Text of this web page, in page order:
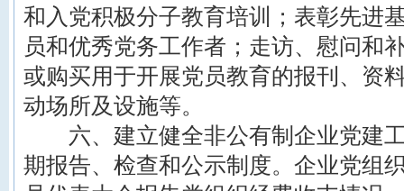
和入党积极分子教育培训；表彰先进
员和优秀党务工作者；走访、慰问和
或购买用于开展党员教育的报刊、资
动场所及设施等。
六、建立健全非公有制企业党建工
期报告、检查和公示制度。企业党组